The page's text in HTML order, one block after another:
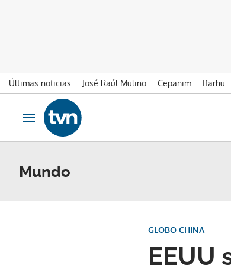
Últimas noticias José Raúl Mulino Cepanim Ifarhu
Ir al contenido
Obrir navegació
Mundo
EEUU
GLOBO CHINA